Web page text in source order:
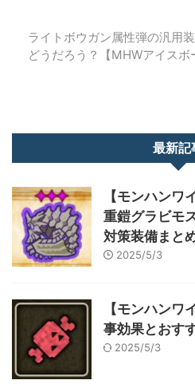
ライトボウガン属性弾の汎用
どうだろう？【MHWアイスボ
最新記
【モンハンワ
重鎧グラビモ
対策装備まと
2025/5/3
【モンハンワ
事効果とおす
2025/5/3